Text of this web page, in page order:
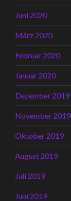
Juni 2020
März 2020
Februar 2020
Januar 2020
Dezember 2019
November 2019
Oktober 2019
August 2019
Juli 2019
Juni 2019